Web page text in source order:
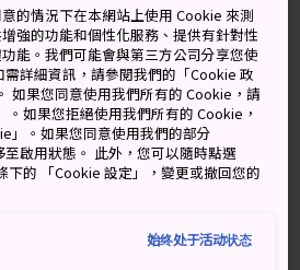
點，深入探索這片土地的風采！在
字中，仍然可以看到以統治者姓氏
半島 和加賀溫泉鄉
。
，後於 2005 年進行了一次全面翻
組成的拱頂以及類似鳥居的巨型木
大門），呈現出獨具特色的未來主
陸地區 的文化和經濟之都。
的情況下在本網站上使用 Cookie 來測
強的功能和個性化服務、提供有針對性
能。我們可能會與第三方公司分享您使
詳細資訊，請參閱我們的「Cookie 政
如果您同意使用我們所有的 Cookie，請
如果您拒絕使用我們所有的 Cookie，
」。如果您同意使用我們的部分
啟用狀態。 此外，您可以隨時點選
下的 「Cookie 設定」，變更或撤回您的
始终处于活动状态